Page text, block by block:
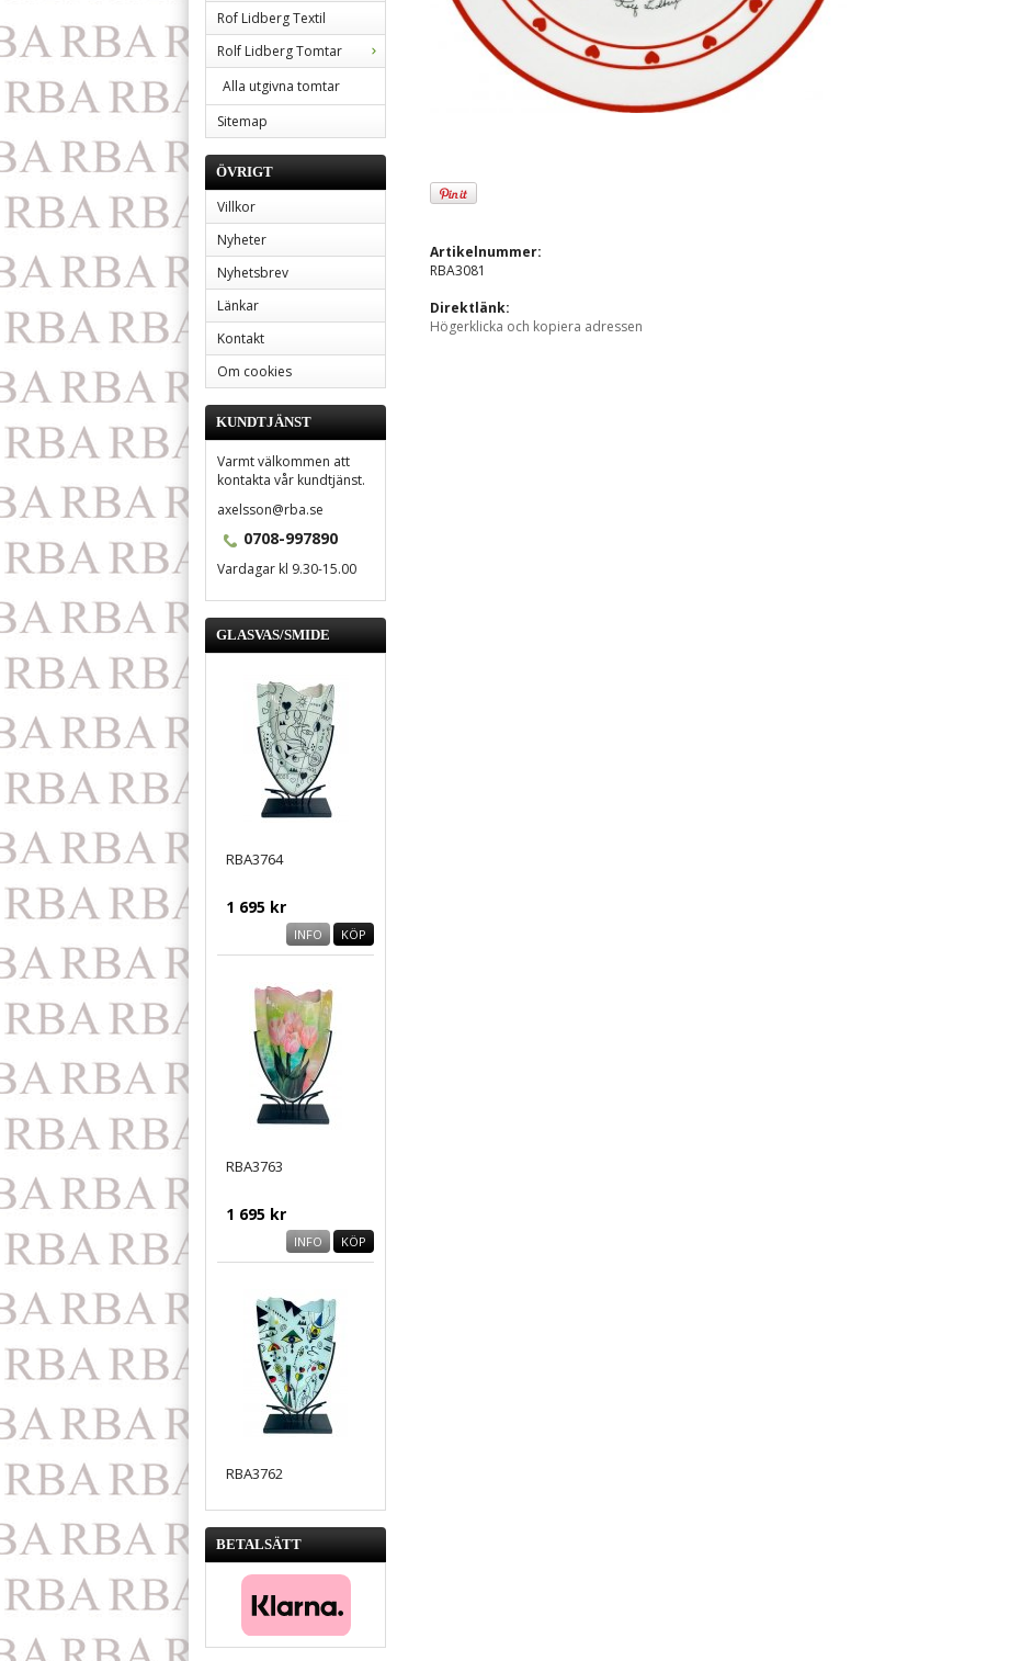
Rof Lidberg Textil
Rolf Lidberg Tomtar
Alla utgivna tomtar
Sitemap
ÖVRIGT
Villkor
Nyheter
Nyhetsbrev
Länkar
Kontakt
Om cookies
KUNDTJÄNST
Varmt välkommen att
kontakta vår kundtjänst.
axelsson@rba.se
0708-997890
Vardagar kl 9.30-15.00
GLASVAS/SMIDE
RBA3764
1 695 kr
INFO KÖP
RBA3763
1 695 kr
INFO KÖP
RBA3762
INFO
BETALSÄTT
Artikelnummer:
RBA3081
Direktlänk:
Högerklicka och kopiera adressen